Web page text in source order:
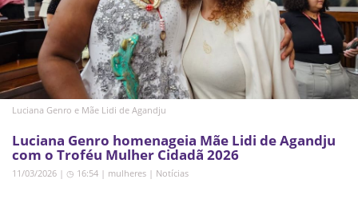
Luciana Genro e Mãe Lidi de Agandju
Luciana Genro homenageia Mãe Lidi de Agandju
com o Troféu Mulher Cidadã 2026
11/03/2026 | ◷ 16:54 | mulheres | Notícias